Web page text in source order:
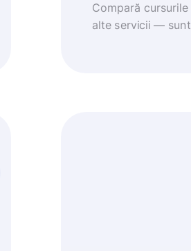
Compară
alte servicii —